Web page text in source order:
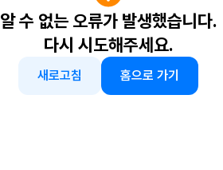
알 수 없는 오류가 발생했습니다.
다시 시도해주세요.
새로고침 홈으로 가기